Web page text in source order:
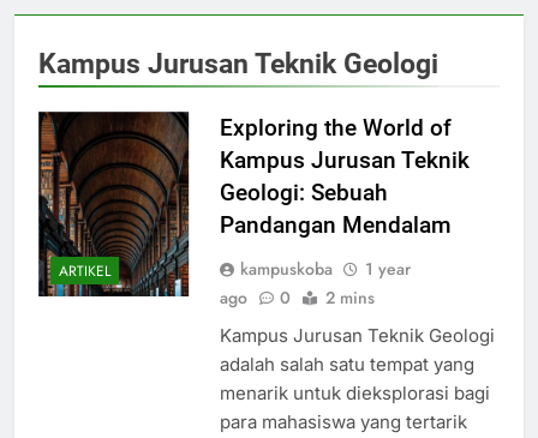
Kampus Jurusan Teknik Geologi
ARTIKEL
Exploring the World of
Kampus Jurusan Teknik
Geologi: Sebuah
Pandangan Mendalam
kampuskoba
1 year
ago
0 2 mins
Kampus Jurusan Teknik Geologi
adalah salah satu tempat yang
menarik untuk dieksplorasi bagi
para mahasiswa yang tertarik